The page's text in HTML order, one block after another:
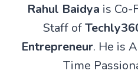
Rahul Baidya is Co-
Staff of
Entrepreneur. He is
Time